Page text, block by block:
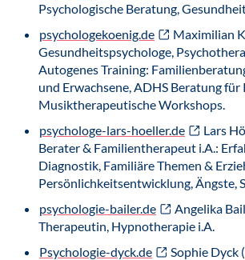
Psychologische Beratung,
psychologekoenig.de
Maximilian
Gesundheitspsychologe,
Autogenes Training:
und Erwachsene, ADHS Beratung
Musiktherapeutische Workshops.
psychologe-lars-hoeller.de
Lars
Berater & Familientherapeut i.A.:
Diagnostik, Familiäre Themen &
Persönlichkeitsentwicklung, Ängste,
psychologie-bailer.de
Angelika
Therapeutin, Hypnotherapie i.A.
Psychologie-dyck.de
Sophie Dyck